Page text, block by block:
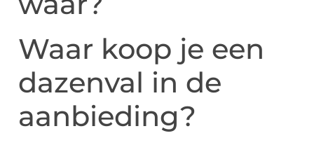
Waar koop je een
dazenval in de
aanbieding?